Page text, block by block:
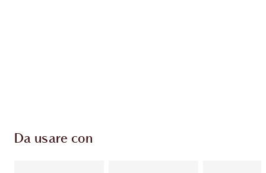
Da usare con